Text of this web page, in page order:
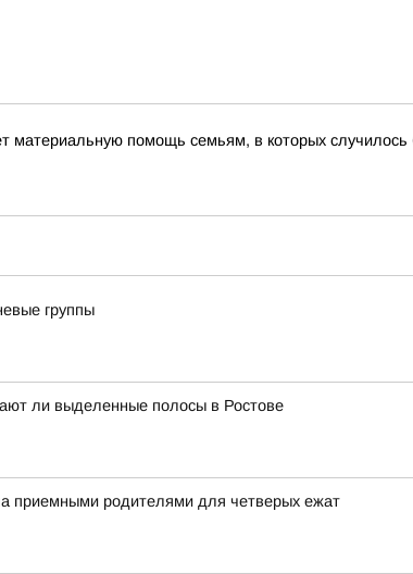
помощь семьям, в которых случилось
группы
ли выделенные полосы в Ростове
приемными родителями для четверых ежат